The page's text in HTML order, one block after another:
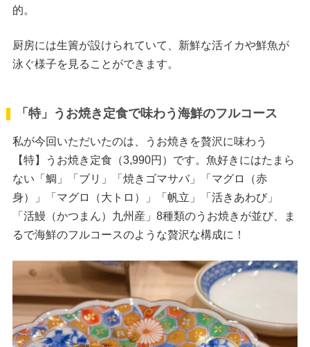
的。
厨房には生簀が設けられていて、新鮮な活イカや鮮魚が
泳ぐ様子を見ることができます。
「特」うお焼き定食で味わう海鮮のフルコース
私が今回いただいたのは、うお焼きを贅沢に味わう
【特】うお焼き定食（3,990円）です。魚好きにはたまら
ない「鯛」「ブリ」「焼きゴマサバ」「マグロ（赤
身）」「マグロ（大トロ）」「帆立」「活きあわび」
「活鰻（かつまん）九州産」8種類のうお焼きが並び、ま
るで海鮮のフルコースのような贅沢な構成に！